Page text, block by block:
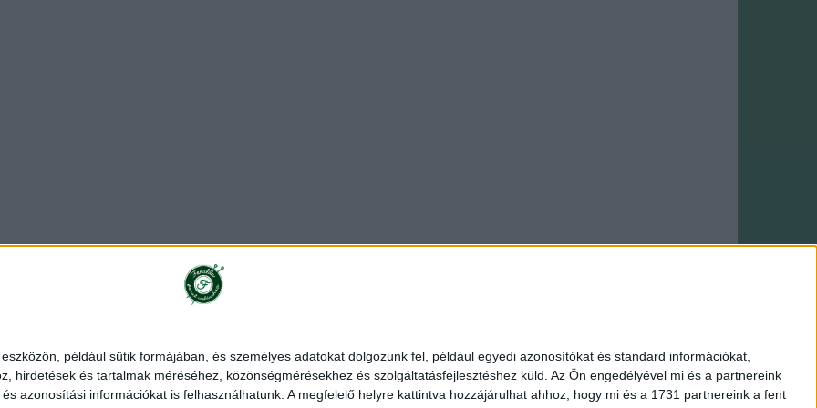
például sütik formájában, és személyes adatokat dolgozunk fel, például egyedi azonosítókat és standard információkat,
hirdetések és tartalmak méréséhez, közönségmérésekhez és szolgáltatásfejlesztéshez küld. Az Ön engedélyével mi és a partnereink
azonosítási információkat is felhasználhatunk. A megfelelő helyre kattintva hozzájárulhat ahhoz, hogy mi és a 1731 partnereink a fent
Rendelés és szállítás Impresszum Partnerünk Webáruház: saját fejlesztés
Stenli fonal| Alize fonal|Red Heart fonal|Schachenmayr fonal|Amigurumi|Makramé fonal|HiMALAYA fonal